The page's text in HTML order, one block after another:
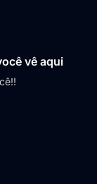
vê aqui